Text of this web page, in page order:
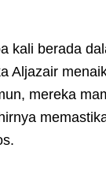
kali berada
Aljazair
mereka